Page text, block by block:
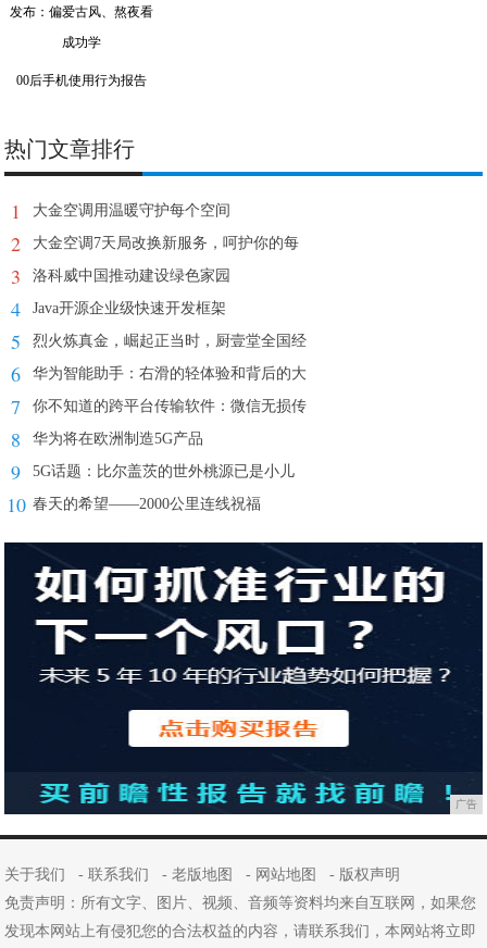
00后手机使用行为报告
热门文章排行
1 大金空调用温暖守护每个空间
2 大金空调7天局改换新服务，呵护你的每
3 洛科威中国推动建设绿色家园
4 Java开源企业级快速开发框架
5 烈火炼真金，崛起正当时，厨壹堂全国经
6 华为智能助手：右滑的轻体验和背后的大
7 你不知道的跨平台传输软件：微信无损传
8 华为将在欧洲制造5G产品
9 5G话题：比尔盖茨的世外桃源已是小儿
10 春天的希望——2000公里连线祝福
广告
关于我们 -联系我们 -老版地图 - 网站地图 - 版权声明
免责声明：所有文字、图片、视频、音频等资料均来自互联网，如果您
发现本网站上有侵犯您的合法权益的内容，请联系我们，本网站将立即